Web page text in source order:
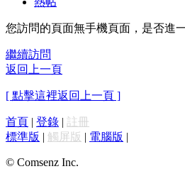
您訪問的頁面無手機頁面，是否進
繼續訪問
返回上一頁
[ 點擊這裡返回上一頁 ]
首頁 | 登錄 | 註冊
標準版 | 觸屏版 | 電腦版 |
© Comsenz Inc.